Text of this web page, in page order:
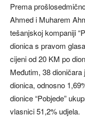
Prema
Ahmed i Muharem
tešanjskoj kompaniji
dionica s pravom
cijeni od 20 KM po
Međutim, 38 dioničara
dionica, odnosno
dionice “Pobjede”
vlasnici 51,2% udjela.